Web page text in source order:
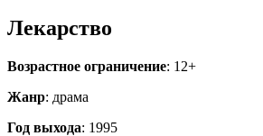
Лекарство
Возрастное ограничение: 12+
Жанр: драма
Год выхода: 1995